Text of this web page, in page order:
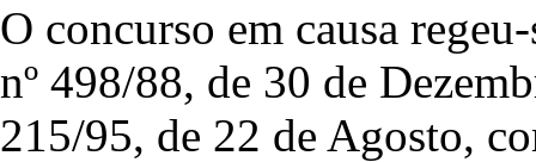
O concurso em causa
nº 498/88, de 30 de
215/95, de 22 de Agosto,